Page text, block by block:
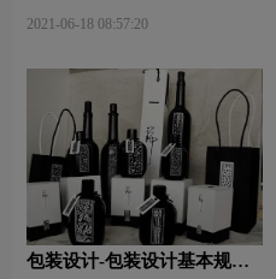
2021-06-18 08:57:20
包装设计-包装设计基本规律